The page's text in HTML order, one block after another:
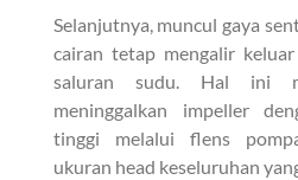
Selanjutnya, muncul gaya
cairan tetap mengalir
saluran sudu. Hal ini
meninggalkan impeller
tinggi melalui flens
ukuran head keseluruhan